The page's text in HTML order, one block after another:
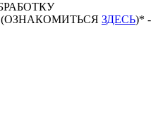
ЗДЕСЬ)* -